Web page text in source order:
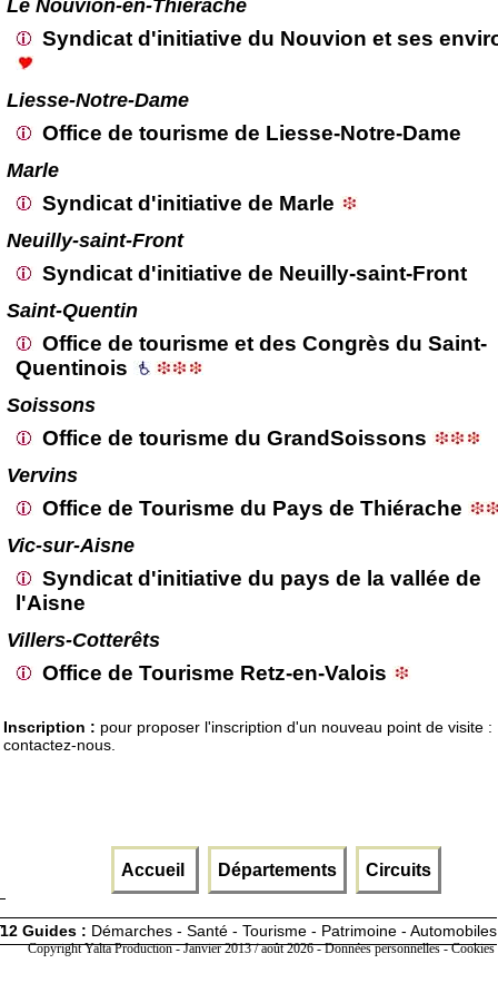
Le Nouvion-en-Thiérache
Syndicat d'initiative du Nouvion et ses
Liesse-Notre-Dame
Office de tourisme de Liesse-Notre-Dame
Marle
Syndicat d'initiative de Marle
Neuilly-saint-Front
Syndicat d'initiative de Neuilly-saint-Front
Saint-Quentin
Office de tourisme et des Congrès du Saint-
Quentinois
Soissons
Office de tourisme du GrandSoissons
Vervins
Office de Tourisme du Pays de Thiérache
Vic-sur-Aisne
Syndicat d'initiative du pays de la vallée de
l'Aisne
Villers-Cotterêts
Office de Tourisme Retz-en-Valois
Inscription : pour proposer l'inscription d'un nouveau point de visite :
contactez-nous.
Accueil Départements Circuits
12 Guides : Démarches - Santé - Tourisme - Patrimoine - Automobiles
Copyright Yalta Production - Janvier 2013 / août 2026 -Données personnelles -